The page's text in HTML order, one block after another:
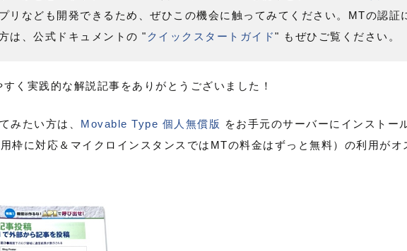
リなども開発できるため、ぜひこの機会に触ってみてください。MTの認証
は、公式ドキュメントの " クイックスタートガイド" もぜひご覧ください。
く実践的な解説記事をありがとうございました！
みたい方は、 Movable Type 個人無償版 をお手元のサーバーにインストー
枠に対応＆マイクロインスタンスではMTの料金はずっと無料）の利用がオ